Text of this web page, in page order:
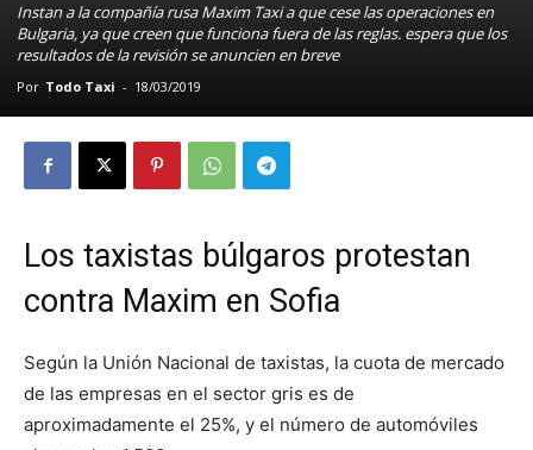
Instan a la compañía rusa Maxim Taxi a que cese las operaciones en
Bulgaria, ya que creen que funciona fuera de las reglas. espera que los
resultados de la revisión se anuncien en breve
Por Todo Taxi - 18/03/2019
Los taxistas búlgaros protestan
contra Maxim en Sofia
Según la Unión Nacional de taxistas, la cuota de mercado
de las empresas en el sector gris es de
aproximadamente el 25%, y el número de automóviles